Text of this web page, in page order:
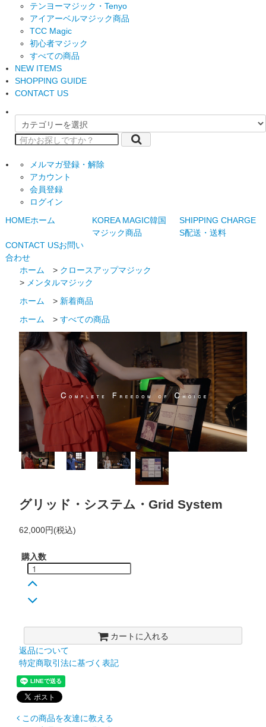
テンヨーマジック・Tenyo
アイアーベルマジック商品
TCC Magic
初心者マジック
すべての商品
NEW ITEMS
SHOPPING GUIDE
CONTACT US
メルマガ登録・解除
アカウント
会員登録
ログイン
HOMEホーム KOREA MAGIC韓国
マジック商品
SHIPPING CHARGE
S配送・送料
CONTACT USお問い
合わせ
ホーム
> クロースアップマジック
> メンタルマジック
ホーム
> 新着商品
ホーム
>すべての商品
グリッド・システム・Grid System
62,000円(税込)
購入数
カートに入れる
返品について
特定商取引法に基づく表記
この商品を友達に教える